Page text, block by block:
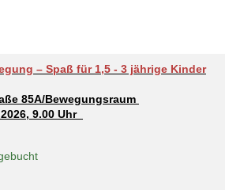
– Spaß für 1,5 - 3 jährige Kinder
85A/Bewegungsraum
9.00 Uhr